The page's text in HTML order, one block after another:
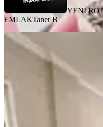
YENİ
EMLAKTaner B
MANZARALI
Onikişubat,
130 m²